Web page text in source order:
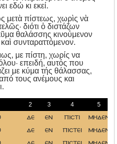
εδώ κι εκεί.
μετὰ πίστεως, χωρὶς νὰ
διότι ὁ διστάζων
θαλάσσης κινούμενον
συνταραττόμενον.
με πίστη, χωρίς να
επειδή, αυτός που
με κύμα τής θάλασσας,
από τους ανέμους και
2 3 4 5
δε εν πιστι μηδεν
δε εν πιστει μηδεν